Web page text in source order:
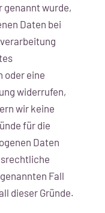
genannt wurde,
Daten bei
oder eine
widerrufen,
wir keine
für die
Daten
Fall
dieser Gründe.